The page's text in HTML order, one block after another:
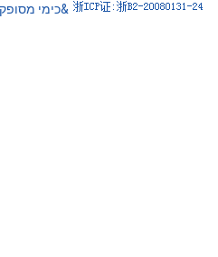
שירות מסד הנתונים של CAS כימי מסופק ע&